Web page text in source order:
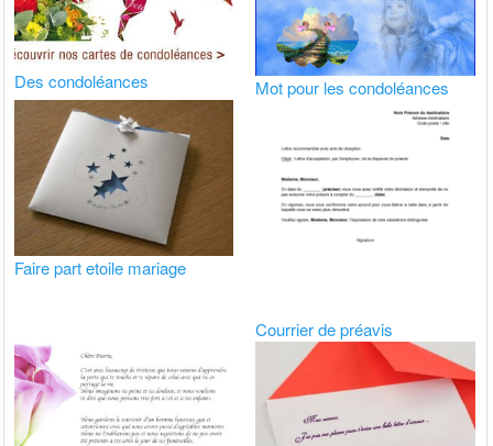
Des condoléances Mot pour les condoléances
Faire part etoile mariage
Courrier de préavis